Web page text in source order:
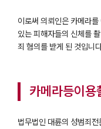
이로써 의뢰인은 카메라
있는 피해자들의 신체를
죄 혐의를 받게 된 것입니
카메라등이용
법무법인 대륜의 성범죄